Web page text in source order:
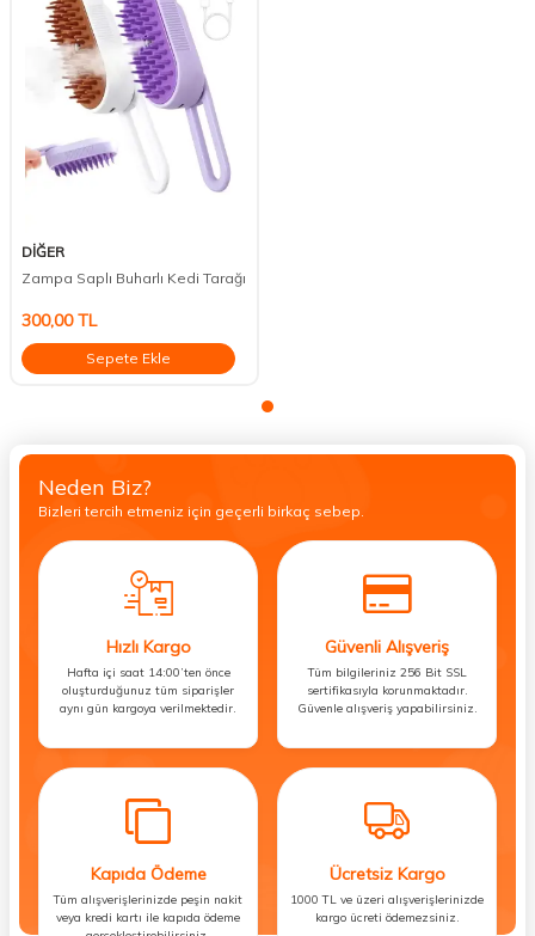
DİĞER
Zampa Saplı Buharlı Kedi Tarağı
300,00TL
Sepete Ekle
Neden Biz?
Bizleri tercih etmeniz için geçerli birkaç sebep.
Hızlı Kargo
Hafta içi saat 14:00’ten önce
oluşturduğunuz tüm siparişler
aynı gün kargoya verilmektedir.
Güvenli Alışveriş
Tüm bilgileriniz 256 Bit SSL
sertifikasıyla korunmaktadır.
Güvenle alışveriş yapabilirsiniz.
Kapıda Ödeme
Tüm alışverişlerinizde peşin nakit
veya kredi kartı ile kapıda ödeme
Ücretsiz Kargo
1000 TL ve üzeri alışverişlerinizde
kargo ücreti ödemezsiniz.